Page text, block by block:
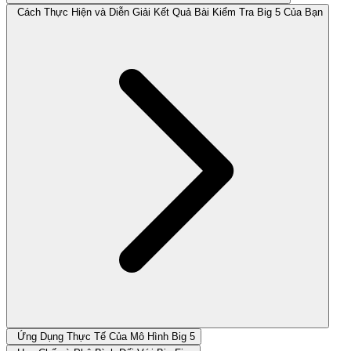
Cách Thực Hiện và Diễn Giải Kết Quả Bài Kiểm Tra Big 5 Của Bạn
Ứng Dụng Thực Tế Của Mô Hình Big 5